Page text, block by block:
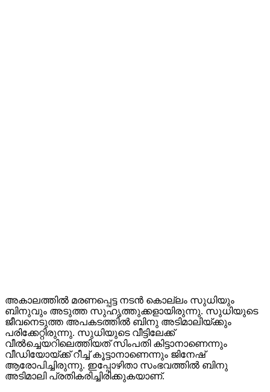
അകാലത്തില്‍ മരണപ്പെട്ട നടന്‍ കൊല്ലം സുധിയും
ബിനുവും അടുത്ത സുഹൃത്തുക്കളായിരുന്നു. സുധിയുടെ
ജീവനെടുത്ത അപകടത്തില്‍ ബിനു അടിമാലിയ്ക്കും
പരിക്കേറ്റിരുന്നു. സുധിയുടെ വീട്ടിലേക്ക്
വീല്‍ച്ചെയറിലെത്തിയത് സിംപതി കിട്ടാനാണെന്നും
വീഡിയോയ്ക്ക് റീച്ച് കൂട്ടാനാണെന്നും ജിനേഷ്
ആരോപിച്ചിരുന്നു. ഇപ്പോഴിതാ സംഭവത്തില്‍ ബിനു
അടിമാലി പ്രതികരിച്ചിരിക്കുകയാണ്.